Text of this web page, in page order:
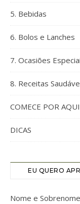
5. Bebidas
6. Bolos e Lanches
7. Ocasiões
8. Receitas
COMECE POR AQUI
DICAS
EU QUERO
Nome e Sobrenome